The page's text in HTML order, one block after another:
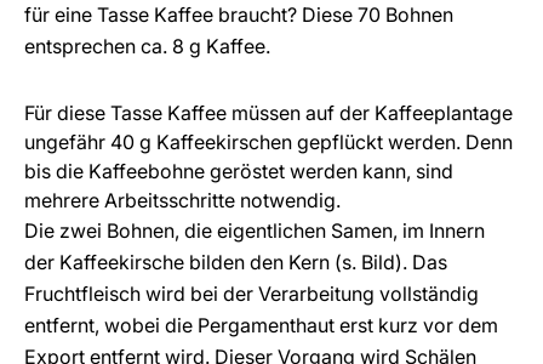
für eine Tasse Kaffee braucht? Diese 70 Bohnen
entsprechen ca. 8 g Kaffee.
Für diese Tasse Kaffee müssen auf der Kaffeeplantage
ungefähr 40 g Kaffeekirschen gepflückt werden. Denn
bis die Kaffeebohne geröstet werden kann, sind
mehrere Arbeitsschritte notwendig.
Die zwei Bohnen, die eigentlichen Samen, im Innern
der Kaffeekirsche bilden den Kern (s. Bild). Das
Fruchtfleisch wird bei der Verarbeitung vollständig
entfernt, wobei die Pergamenthaut erst kurz vor dem
Export entfernt wird. Dieser Vorgang wird Schälen